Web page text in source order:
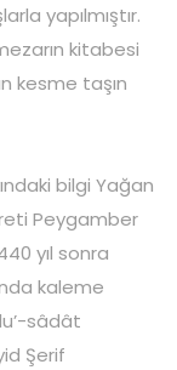
yapılmıştır.
kitabesi
kesme taşın
bilgi Yağan
Peygamber
yıl sonra
kaleme
sâdât
Şerif